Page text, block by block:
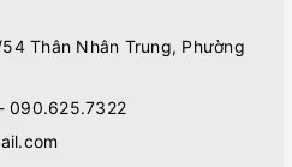
Thân Nhân Trung, Phường
090.625.7322